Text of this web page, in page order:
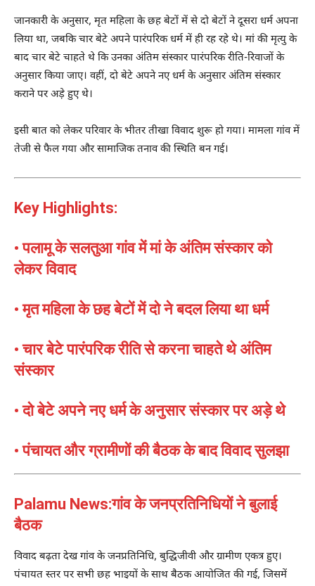
जानकारी के अनुसार, मृत महिला के छह बेटों में से दो बेटों ने दूसरा धर्म अपना
लिया था, जबकि चार बेटे अपने पारंपरिक धर्म में ही रह रहे थे। मां की मृत्यु के
बाद चार बेटे चाहते थे कि उनका अंतिम संस्कार पारंपरिक रीति-रिवाजों के
अनुसार किया जाए। वहीं, दो बेटे अपने नए धर्म के अनुसार अंतिम संस्कार
कराने पर अड़े हुए थे।
इसी बात को लेकर परिवार के भीतर तीखा विवाद शुरू हो गया। मामला गांव में
तेजी से फैल गया और सामाजिक तनाव की स्थिति बन गई।
Key Highlights:
• पलामू के सलतुआ गांव में मां के अंतिम संस्कार को
लेकर विवाद
• मृत महिला के छह बेटों में दो ने बदल लिया था धर्म
• चार बेटे पारंपरिक रीति से करना चाहते थे अंतिम
संस्कार
• दो बेटे अपने नए धर्म के अनुसार संस्कार पर अड़े थे
• पंचायत और ग्रामीणों की बैठक के बाद विवाद सुलझा
Palamu News:गांव के जनप्रतिनिधियों ने बुलाई
बैठक
विवाद बढ़ता देख गांव के जनप्रतिनिधि, बुद्धिजीवी और ग्रामीण एकत्र हुए।
पंचायत स्तर पर सभी छह भाइयों के साथ बैठक आयोजित की गई, जिसमें